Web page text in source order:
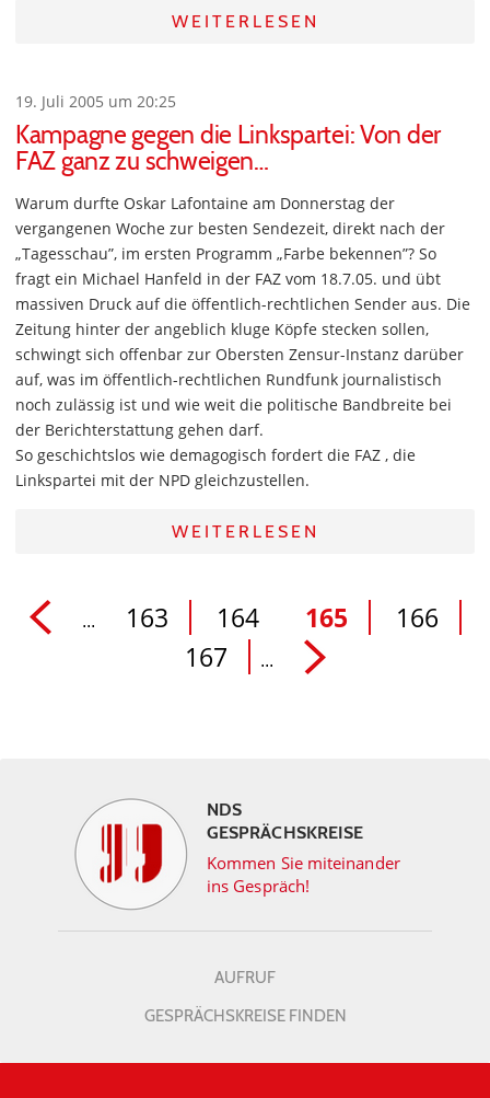
WEITERLESEN
19. Juli 2005 um 20:25
Kampagne gegen die Linkspartei: Von der
FAZ ganz zu schweigen…
Warum durfte Oskar Lafontaine am Donnerstag der
vergangenen Woche zur besten Sendezeit, direkt nach der
„Tagesschau”, im ersten Programm „Farbe bekennen”? So
fragt ein Michael Hanfeld in der FAZ vom 18.7.05. und übt
massiven Druck auf die öffentlich-rechtlichen Sender aus. Die
Zeitung hinter der angeblich kluge Köpfe stecken sollen,
schwingt sich offenbar zur Obersten Zensur-Instanz darüber
auf, was im öffentlich-rechtlichen Rundfunk journalistisch
noch zulässig ist und wie weit die politische Bandbreite bei
der Berichterstattung gehen darf.
So geschichtslos wie demagogisch fordert die FAZ , die
Linkspartei mit der NPD gleichzustellen.
WEITERLESEN
... 163 164 165
166
167
...
NDS
GESPRÄCHSKREISE
Kommen Sie miteinander
ins Gespräch!
AUFRUF
GESPRÄCHSKREISE FINDEN